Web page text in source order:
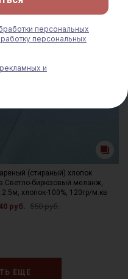
(стираный) хлопок
бирюзовый меланж,
хлопок-100%, 120гр/м.кв
руб. 550 руб.
ЕЩЕ
персональных
персональных
и